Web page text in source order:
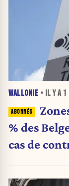
WALLONIE • IL Y A 1
% des
cas de